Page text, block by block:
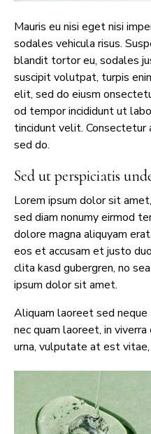
Mauris eu nisi eget nisi
sodales vehicula risus.
blandit tortor eu, sodales
suscipit volutpat, turpis
elit, sed do eiusm
od tempor incididunt ut
tincidunt velit. Consectetur
sed do.
Sed ut perspiciatis
Lorem ipsum dolor sit
sed diam nonumy eirmod
dolore magna aliquyam
eos et accusam et justo
clita kasd gubergren, no
ipsum dolor sit amet.
Aliquam laoreet sed neque
nec quam laoreet, in
urna, vulputate at est